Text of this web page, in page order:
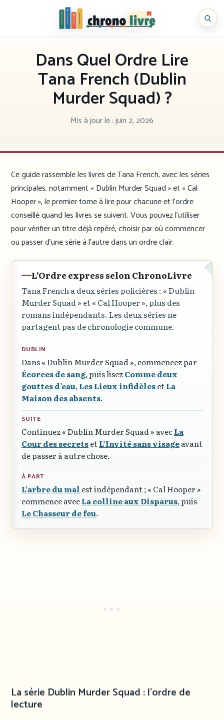
Chronolivre
Dans Quel Ordre Lire
Tana French (Dublin
Murder Squad) ?
Mis à jour le :juin 2, 2026
Ce guide rassemble les livres de Tana French, avec les séries
principales, notamment « Dublin Murder Squad » et « Cal
Hooper », le premier tome à lire pour chacune et l’ordre
conseillé quand les livres se suivent. Vous pouvez l’utiliser
pour vérifier un titre déjà repéré, choisir par où commencer
ou passer d’une série à l’autre dans un ordre clair.
L’Ordre express selon ChronoLivre
Tana French a deux séries policières : « Dublin
Murder Squad » et« Cal Hooper », plus des
romans indépendants. Les deux séries ne
partagent pas de chronologie commune.
DUBLIN
Dans« Dublin Murder Squad », commencez par
Écorces de sang, puis lisezComme deux
gouttes d’eau,Les Lieux infidèlesetLa
Maison des absents.
SUITE
Continuez« Dublin Murder Squad » avecLa
Cour des secretsetL’Invité sans visageavant
de passer à autre chose.
À PART
L’arbre du mal est indépendant ;« Cal Hooper »
commence avecLa colline aux Disparus, puis
Le Chasseur de feu.
La série Dublin Murder Squad : l’ordre de
lecture